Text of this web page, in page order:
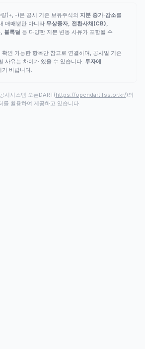
(+, -)은 공시 기준 보유주식의 지분 증가·감소를
매매뿐만 아니라 무상증자, 전환사채(CB),
블록딜 등 다양한 지분 변동 사유가 포함될 수
인 가능한 항목만 참고로 연결하며, 공시일 기준
사유는 차이가 있을 수 있습니다. 투자에
기 바랍니다.
시시스템 오픈DART(https://opendart.fss.or.kr/)의
를 활용하여 제공하고 있습니다.